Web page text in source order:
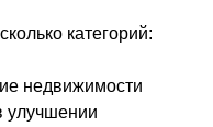
категорий:
недвижимости
улучшении